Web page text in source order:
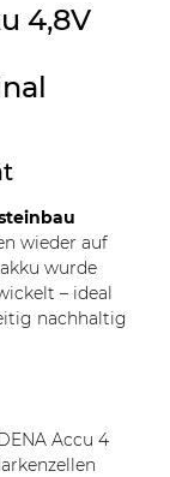
4,8V
wieder auf
wurde
– ideal
nachhaltig
Accu 4